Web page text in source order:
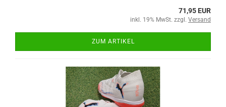
71,95 EUR
inkl. 19% MwSt. zzgl. Versand
ZUM ARTIKEL